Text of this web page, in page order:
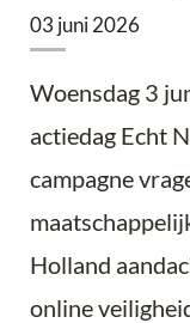
03 juni 2026
Woensdag 3
actiedag Echt
campagne
Holland
online